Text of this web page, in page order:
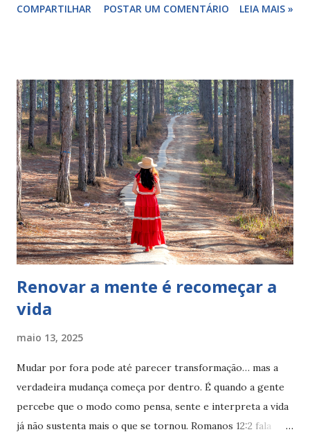
que a existência nos obriga a parar, confrontar, atravessar.
realmente importa. Às vezes, sobra só você — despida das
suas ideias antigas sobre si mesma. E esse pode ser o
ponto de partida para se tornar quem você é. Viktor
Frankl, que sobreviveu a um campo de concentração, dizia
que a última liberdade humana é escolher a atitude com que
respondemos à vida. Mesmo na dor, mesmo na perda,
mesmo quando tudo desmorona — ainda temos a liberdade
de olhar para dentro e perguntar: "o que isso quer me
ensinar? o que ainda pode nasc...
COMPARTILHAR POSTAR UM COMENTÁRIO LEIA MAIS »
Renovar a mente é recomeçar a
vida
maio 13, 2025
Mudar por fora pode até parecer transformação… mas a
verdadeira mudança começa por dentro. É quando a gente
percebe que o modo como pensa, sente e interpreta a vida
já não sustenta mais o que se tornou. Romanos 12:2 fala